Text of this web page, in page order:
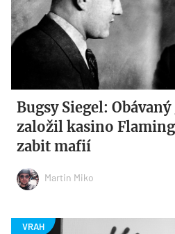
Bugsy Siegel:
založil kasino
zabit mafií
Martin Miko